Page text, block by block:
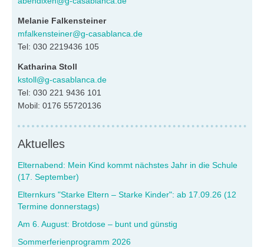
Melanie Falkensteiner
mfalkensteiner@g-casablanca.de
Tel: 030 2219436 105
Katharina Stoll
kstoll@g-casablanca.de
Tel: 030 221 9436 101
Mobil: 0176 55720136
Aktuelles
Elternabend: Mein Kind kommt nächstes Jahr in die Schule
(17. September)
Elternkurs "Starke Eltern – Starke Kinder": ab 17.09.26 (12
Termine donnerstags)
Am 6. August: Brotdose – bunt und günstig
Sommerferienprogramm 2026